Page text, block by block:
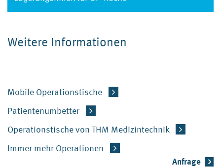
Weitere Informationen
Mobile Operationstische
Patientenumbetter
Operationstische von THM Medizintechnik
Immer mehr Operationen
Anfrage